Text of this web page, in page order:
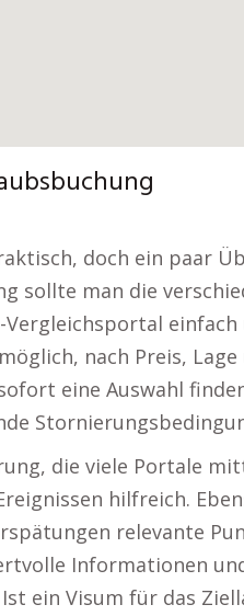
doch ein paar
sollte man die
einfach
nach Preis, Lage
eine Auswahl
die viele Portale
hilfreich.
relevante
Informationen
ein Visum für das